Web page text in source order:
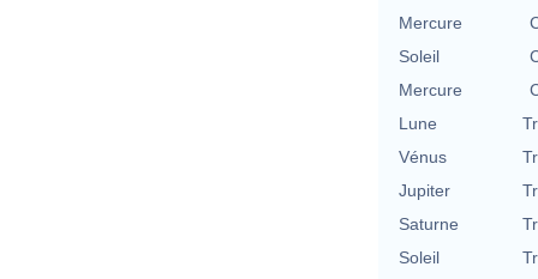
Mercure
Soleil
Mercure
Lune
Vénus
Jupiter
Saturne
Soleil